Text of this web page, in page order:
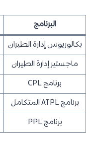
البرنامج
بكالوريوس إدارة الطيران
ماجستير إدارة الطيران
برنامج CPL
برنامج ATPL المتكامل
برنامج PPL